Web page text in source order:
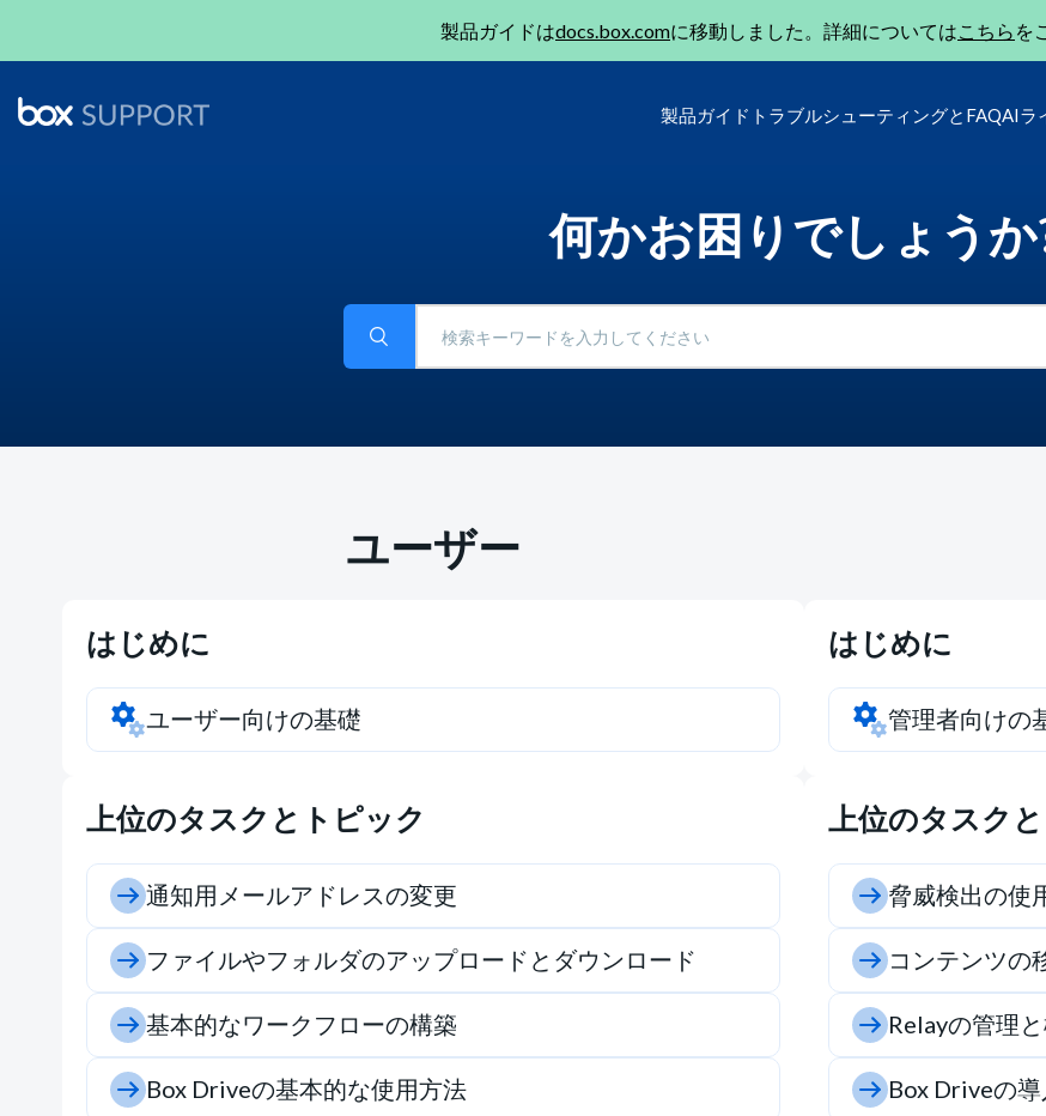
製品ガイドはdocs.box.comに移動しました。詳細についてはこちら を
製品ガイド トラブルシューティングとFAQAIラ
何かお困りでしょうか
Search
ユーザー
はじめに
ユーザー向けの基礎
上位のタスクとトピック
通知用メールアドレスの変更
ファイルやフォルダのアップロードとダウンロード
基本的なワークフローの構築
Box Driveの基本的な使用方法
はじめに
管理者向けの
上位のタスク
脅威検出の使
コンテンツの
Relayの管理
Box Driveの